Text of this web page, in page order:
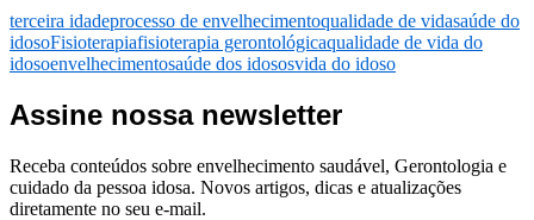
terceira idadeprocesso de envelhecimentoqualidade de vidasaúde do
idosoFisioterapiafisioterapia gerontológicaqualidade de vida do
idosoenvelhecimentosaúde dos idososvida do idoso
Assine nossa newsletter
Receba conteúdos sobre envelhecimento saudável, Gerontologia e
cuidado da pessoa idosa. Novos artigos, dicas e atualizações
diretamente no seu e-mail.